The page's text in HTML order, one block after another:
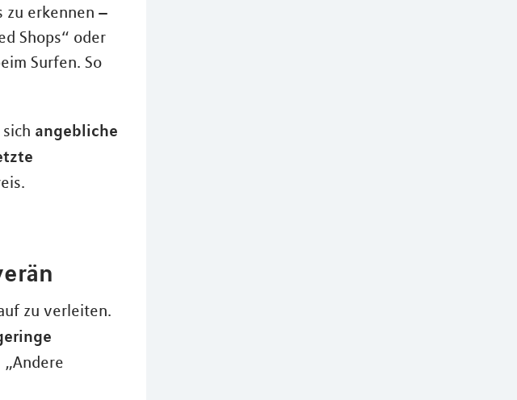
zu erkennen –
Shops“ oder
Surfen. So
angebliche
zu verleiten.